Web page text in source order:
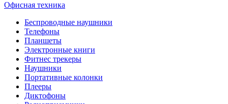
Офисная техника
Беспроводные наушники
Телефоны
Планшеты
Электронные книги
Фитнес трекеры
Наушники
Портативные колонки
Плееры
Диктофоны